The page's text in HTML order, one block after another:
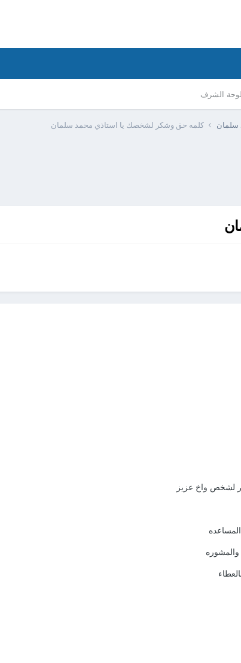
لوحة الشرف
سلمان كلمه حق وشكر لشخصك يا استاذي محمد سلمان
لشخص واخ عزيز